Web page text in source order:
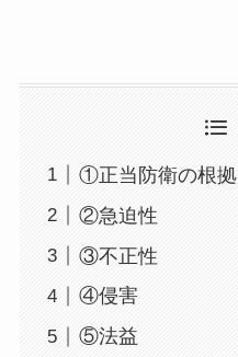
①正当防衛の根拠
②急迫性
③不正性
④侵害
⑤法益